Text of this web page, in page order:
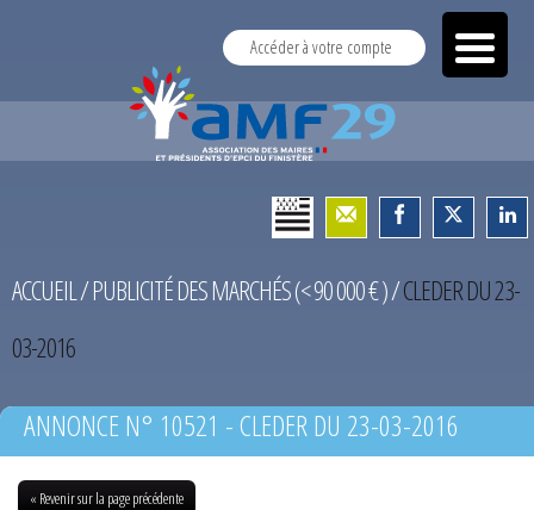
Accéder à votre compte
ACCUEIL/PUBLICITÉ DES MARCHÉS (< 90 000 € )/CLEDER DU 23-
03-2016
ANNONCE N° 10521 - CLEDER DU 23-03-2016
« Revenir sur la page précédente